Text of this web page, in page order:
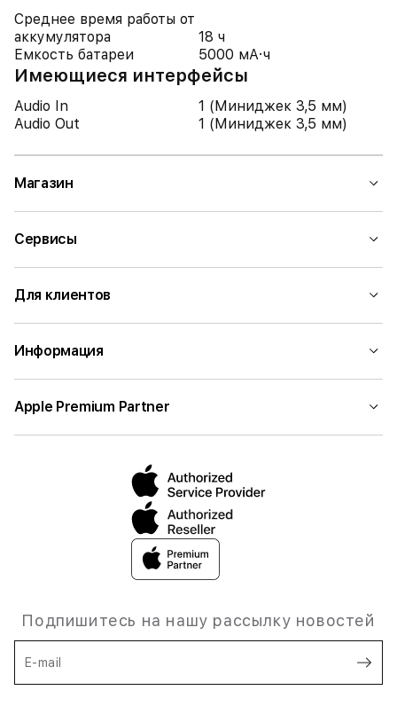
Среднее время работы от
аккумулятора
18 ч
Емкость батареи
5000 мА·ч
Имеющиеся интерфейсы
Audio In
1 (Миниджек 3,5 мм)
Audio Out
1 (Миниджек 3,5 мм)
Магазин
Сервисы
Для клиентов
Информация
Apple Premium Partner
Подпишитесь на нашу рассылку новостей
E-mail